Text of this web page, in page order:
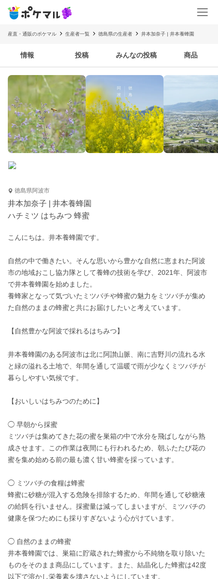
産直・通販のポケマル 生産者一覧 徳島県の生産者 井本加奈子 | 井本養蜂園
情報 投稿 みんなの投稿 商品
徳島県阿波市
井本加奈子 | 井本養蜂園
ハチミツ はちみつ 蜂蜜
こんにちは。井本養蜂園です。
自然の中で働きたい。そんな思いから豊かな自然に恵まれた阿波
市の地域おこし協力隊として養蜂の技術を学び、2021年、阿波市
で井本養蜂園を始めました。
養蜂家となって気づいたミツバチや蜂蜜の魅力をミツバチが集め
た自然のままの蜂蜜と共にお届けしたいと考えています。
【自然豊かな阿波で採れるはちみつ】
井本養蜂園のある阿波市は北に阿讃山脈、南に吉野川の流れる水
と緑の溢れる土地で、年間を通して温暖で雨が少なくミツバチが
暮らしやすい気候です。
【おいしいはちみつのために】
◯ 早朝から採蜜
ミツバチは集めてきた花の蜜を巣箱の中で水分を飛ばしながら熟
成させます。この作業は夜間にも行われるため、朝ふたたび花の
蜜を集め始める前の最も濃く甘い蜂蜜を採っています。
◯ ミツバチの食糧は蜂蜜
蜂蜜に砂糖が混入する危険を排除するため、年間を通して砂糖液
の給餌を行いません。採蜜量は減ってしまいますが、ミツバチの
健康を保つためにも採りすぎないよう心がけています。
◯ 自然のままの蜂蜜
井本養蜂園では、巣箱に貯蔵された蜂蜜から不純物を取り除いた
ものをそのまま商品にしています。また、結晶化した蜂蜜は42度
以下で溶かし栄養素を壊さないようにしています。